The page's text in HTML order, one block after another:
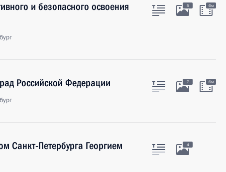
и безопасного освоения
5 6м
Российской Федерации 7 6м
Санкт-Петербурга Георгием
4